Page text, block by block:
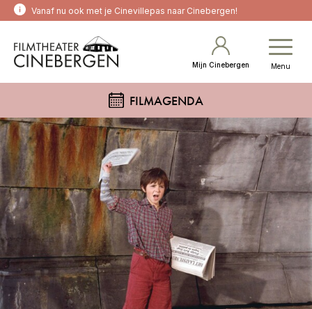
Vanaf nu ook met je Cinevillepas naar Cinebergen!
Mijn Cinebergen Menu
FILMAGENDA